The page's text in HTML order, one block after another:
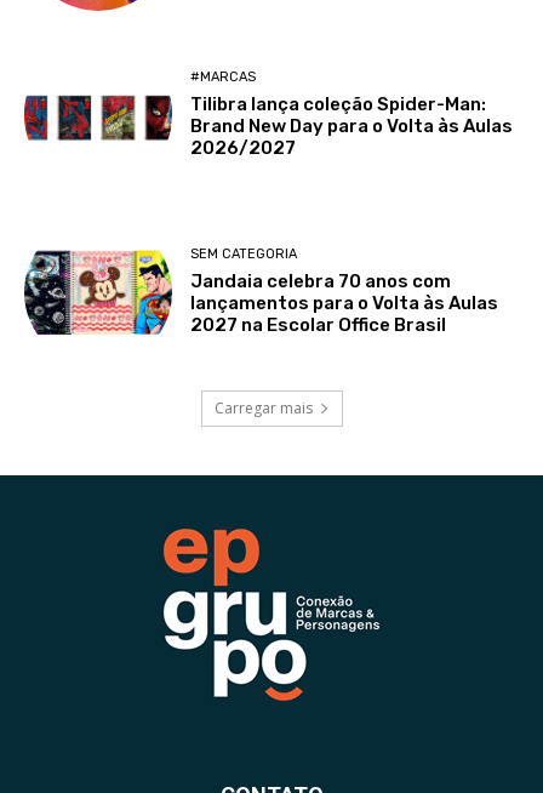
#MARCAS
Tilibra lança coleção Spider-Man:
Brand New Day para o Volta às Aulas
2026/2027
SEM CATEGORIA
Jandaia celebra 70 anos com
lançamentos para o Volta às Aulas
2027 na Escolar Office Brasil
Carregar mais